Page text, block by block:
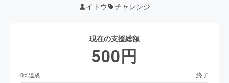
イトウ チャレンジ
現在の支援総額
500円
0%達成 終了